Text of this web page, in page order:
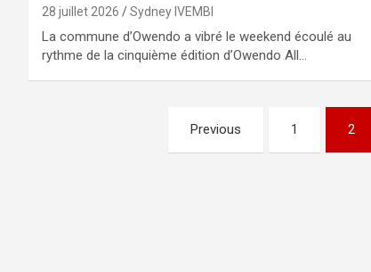
28 juillet 2026 Sydney IVEMBI
La commune d’Owendo a vibré le weekend écoulé au
rythme de la cinquième édition d’Owendo All…
Previous 1 2